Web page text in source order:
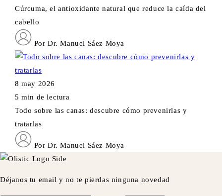
Cúrcuma, el antioxidante natural que reduce la caída del
cabello
Por Dr. Manuel Sáez Moya
8 may 2026
5 min de lectura
Todo sobre las canas: descubre cómo prevenirlas y
tratarlas
Por Dr. Manuel Sáez Moya
Déjanos tu email y no te pierdas ninguna novedad